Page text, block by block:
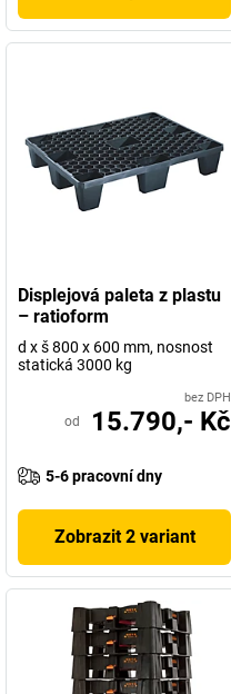
Displejová paleta z plastu
– ratioform
d x š 800 x 600 mm, nosnost
statická 3000 kg
bez DPH
od 15.790,- Kč
5-6 pracovní dny
Zobrazit 2 variant